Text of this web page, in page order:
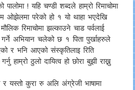
! यहि चण्डी शब्दले हाम्रो रिमाचोमा
ओझेलमा परेको हो १ यो थाहा भएदेखि
रिमाचोमा झल्काउने चाड पर्वलाई
अभियान चलेको छ १ पिता पुर्खाहरुले
र भनि आएको संस्कृतिलाइ रिति
हाम्रो ठुलो दायित्व हो छोरा बुझी राख्नु
कुरा रु अलि अंग्रेजी भाषामा